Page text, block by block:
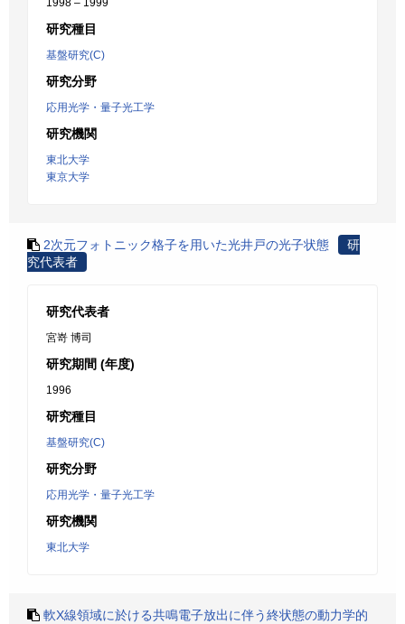
1998 – 1999
研究種目
基盤研究(C)
研究分野
応用光学・量子光工学
研究機関
東北大学
東京大学
2次元フォトニック格子を用いた光井戸の光子状態
研
究代表者
研究代表者
宮嵜 博司
研究期間 (年度)
1996
研究種目
基盤研究(C)
研究分野
応用光学・量子光工学
研究機関
東北大学
軟X線領域に於ける共鳴電子放出に伴う終状態の動力学的